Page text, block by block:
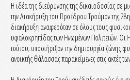
Η ιδέα της διεύρυνσης της δικαιοδοσίας σε
την Διακήρυξη του Προέδρου Τρούμαν της
διακήρυξη αναφερόταν σε όλους τους
υφαλοκρηπίδας των Ηνωμένων Πολιτειών. Οι
τούτου, υποστήριξαν την δημιουργία ζώνης
ανοικτής θάλασσας παρακείμενες στις ακτές